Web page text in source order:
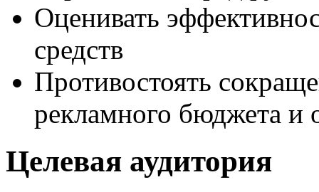
Оценивать
средств
Противостоять
рекламного бюджета и
Целевая аудитория